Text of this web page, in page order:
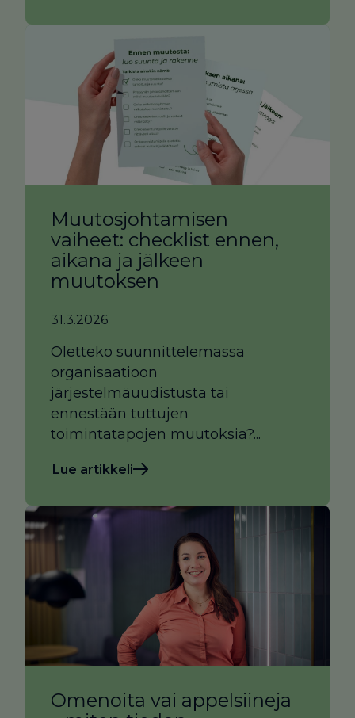
Muutosjohtamisen
vaiheet: checklist ennen,
aikana ja jälkeen
muutoksen
31.3.2026
Oletteko suunnittelemassa
organisaatioon
järjestelmäuudistusta tai
ennestään tuttujen
toimintatapojen muutoksia?...
Lue artikkeli
Omenoita vai appelsiineja